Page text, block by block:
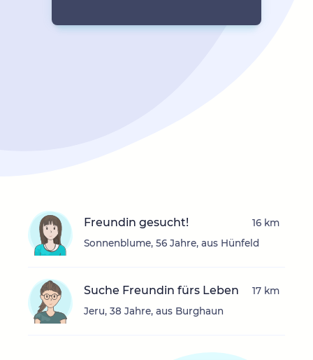
Freundin gesucht!
Sonnenblume, 56 Jahre, aus Hünfeld
16 km
Suche Freundin fürs Leben
Jeru, 38 Jahre, aus Burghaun
17 km